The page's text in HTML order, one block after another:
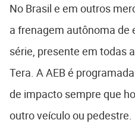
No Brasil e em outros
a frenagem autônoma de
série, presente em todas
Tera. A AEB é
de impacto sempre que
outro veículo ou pedestre.